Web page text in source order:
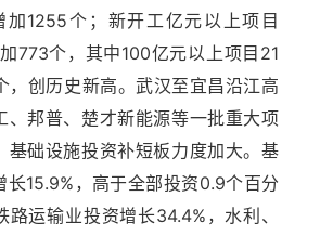
加1255个；新开工亿元以上项目
773个，其中100亿元以上项目21
，创历史新高。武汉至宜昌沿江高
、邦普、楚才新能源等一批重大项
基础设施投资补短板力度加大。基
长15.9%，高于全部投资0.9个百分
路运输业投资增长34.4%，水利、